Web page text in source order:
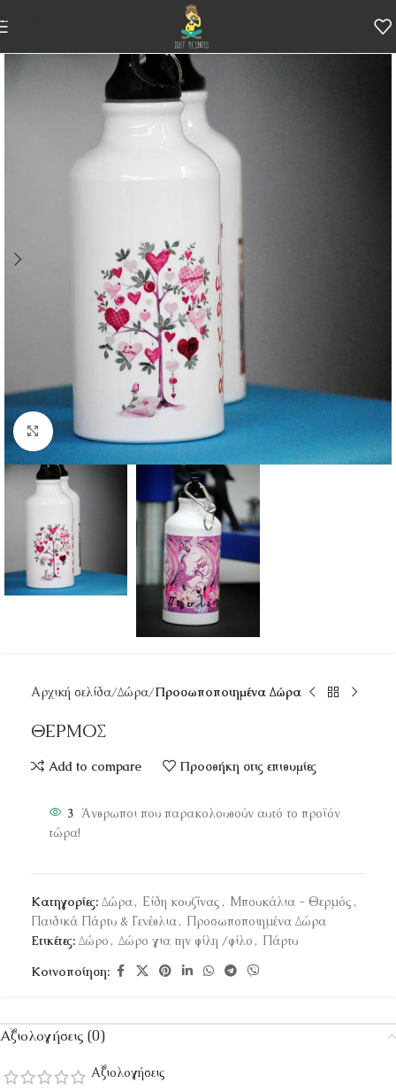
Skip to navigation
Skip to main content
Κάντε κλικ για μεγέθυνση
Αρχική σελίδα Δώρα Προσωποποιημένα Δώρα
ΘΕΡΜΟΣ
Add to compare Προσθήκη στις επιθυμίες
3 Άνθρωποι που παρακολουθούν αυτό το προϊόν
τώρα!
Κατηγορίες: Δώρα, Είδη κουζίνας , Μπουκάλια - Θερμός ,
Παιδικά Πάρτυ & Γενέθλια, Προσωποποιημένα Δώρα
Ετικέτες: Δώρο , Δώρο για την φίλη /φίλο , Πάρτυ
Κοινοποίηση:
Αξιολογήσεις (0)
Αξιολογήσεις